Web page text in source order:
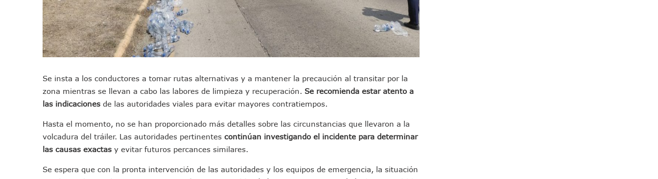
Poderoso Terremoto Destruye Edificios Y Puentes En Japón (VIDEOS)
Munguía Es El Sexto Mejor Alcalde De Jalisco, Según Statistical Research Corporation
ATM Incorpora 20 Nuevos Camiones Al Corredor Bahía De Banderas–Puerto Vallarta
Colectivos Piden A Lemus Más Ministerios Públicos Para Puerto Vallarta
Caída De “El Mencho” Elevó Percepción De Inseguridad En Puerto Vallarta
Mercado Vallarta Incluye Reúne A Emprendedores Locales En La Isla Shopping Village
Morenistas Imparten Taller En Puerto Vallarta
Ayutla Bajo Investigación Tras Reporte De Posible Crematorio Clandestino
Maleza Crece En Camellones De La Principal Avenida Turística De Puerto Vallarta
Bruno Blancas Reúne A Especialistas Para Analizar La Conservación Del Estero El Salado
Se insta a los conductores a tomar rutas alternativas y a mantener la precaución al transitar por la
zona mientras se llevan a cabo las labores de limpieza y recuperación. Se recomienda estar atento a
las indicaciones de las autoridades viales para evitar mayores contratiempos.
Hasta el momento, no se han proporcionado más detalles sobre las circunstancias que llevaron a la
volcadura del tráiler. Las autoridades pertinentes continúan investigando el incidente para determinar
las causas exactas y evitar futuros percances similares.
Se espera que con la pronta intervención de las autoridades y los equipos de emergencia, la situación